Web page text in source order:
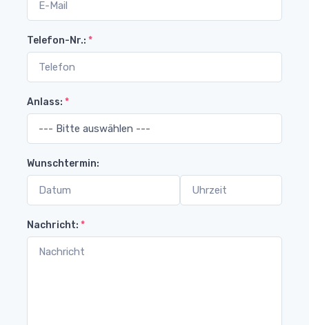
Telefon-Nr.: *
Anlass: *
Wunschtermin:
Nachricht: *